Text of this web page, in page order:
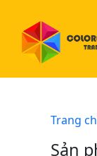
Trang
Sản